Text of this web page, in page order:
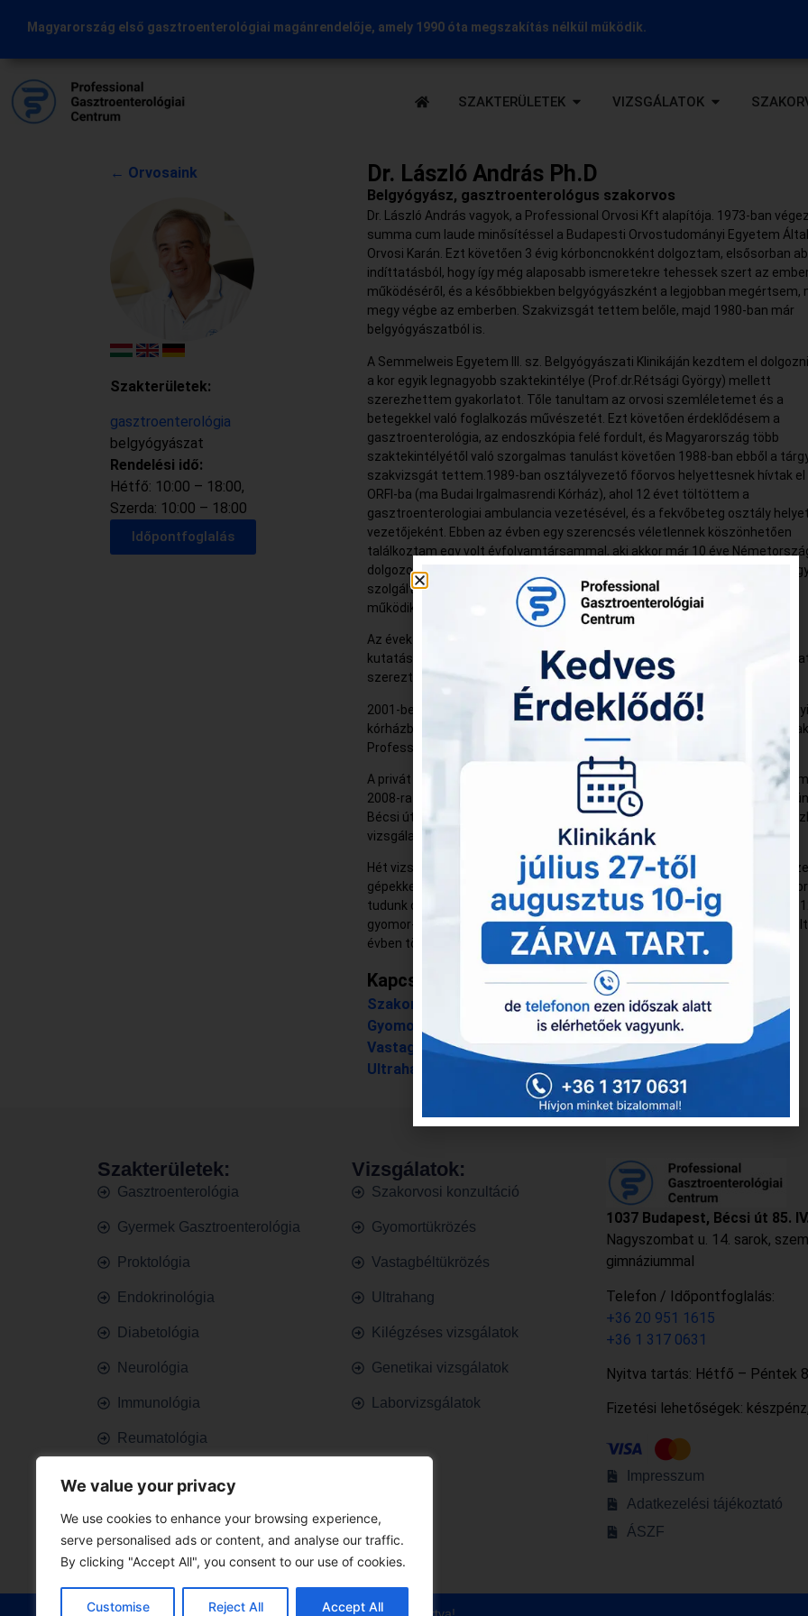
We value your privacy
We use cookies to enhance your browsing experience,
serve personalised ads or content, and analyse our traffic.
By clicking "Accept All", you consent to our use of cookies.
Customise Reject All Accept All
Magyarország első gasztroenterológiai magánrendelője, amely 1990 óta megszakítás nélkül működik.
SZAKTERÜLETEK VIZSGÁLATOK
← Orvosaink
Szakterületek:
gasztroenterológia
belgyógyászat
Rendelési idő:
Hétfő: 10:00 – 18:00,
Szerda: 10:00 – 18:00
Időpontfoglalás
Dr. László András Ph.D
Belgyógyász, gasztroenterológus szakorvos
Dr. László András vagyok, a Professional Orvosi Kft alapítója. 1973-ban
summa cum laude minősítéssel a Budapesti Orvostudományi Egyetem
Orvosi Karán. Ezt követően 3 évig kórboncnokként dolgoztam, elsősorban
indíttatásból, hogy így még alaposabb ismeretekre tehessek szert az
működéséről, és a későbbiekben belgyógyászként a legjobban megértsem,
megy végbe az emberben. Szakvizsgát tettem belőle, majd 1980-ban már
belgyógyászatból is.
A Semmelweis Egyetem III. sz. Belgyógyászati Klinikáján kezdtem el
a kor egyik legnagyobb szaktekintélye (Prof.dr.Rétsági György) mellett
szerezhettem gyakorlatot. Tőle tanultam az orvosi szemléletemet és a
betegekkel való foglalkozás művészetét. Ezt követően érdeklődésem a
gasztroenterológia, az endoszkópia felé fordult, és Magyarország több
szaktekintélyétől való szorgalmas tanulást követően 1988-ban ebből a
szakvizsgát tettem.1989-ban osztályvezető főorvos helyettesnek hívtak el
ORFI-ba (ma Budai Irgalmasrendi Kórház), ahol 12 évet töltöttem a
gasztroenterologiai ambulancia vezetésével, és a fekvőbeteg osztály
vezetőjeként. Ebben az évben egy szerencsés véletlennek köszönhetően
találkoztam egy volt évfolyamtársammal, aki akkor már 10 éve
dolgozott, és 1990-ben vele megalapítottuk hazánk első privát
szolgáltatóját, a Professional Orvosi Kft-t, ami most már 30 éve sikeresen
működik.
Az évek során több nemzetközi, multicentrikus gyógyszer-epidemiológiai
kutatásban vettem részt, melynek eredménye képen 1999-ben Ph.D
szereztem.
2001-ben visszahívtak a III.sz.Belklinikára (ami közben leköltözött a
kórházba), ahol a belgyógyászati ambulanciát vezettem 2020-ig, azóta
Professional Orvosi Kft-ben dolgozom.
A privát rendelő közben egyre fejlődött, egyre több orvos dolgozott benne,
2008-ra kinőttük addigi rendelőnket és egy új, tágasabb ingatlanba
Bécsi útra, ahol már a gasztroenterológia, azon belül is az altatásos
vizsgálatok kerültek a fókuszba.
Hét vizsgálóhelyiséget alakítottunk ki a legkorszerűbb módon és a
gépekkel, melyeket azóta is fejlesztünk. Jelenleg két teljes endoszkópos
tudunk dolgozni, mely lehetővé teszi, hogy az utóbbi években elvégzett évi
gyomor- és 1200 vastagbéltükrözésnél még többet végezzünk. Ez az
évben több, mint 25.000 endoszkópos vizsgálatot jelent.
Kapcsolódó vizsgálatok
Szakorvosi konzultáció →
Gyomortükrözés →
Vastagbéltükrözés →
Ultrahang →
Szakterületek:
Gasztroenterológia
Gyermek Gasztroenterológia
Proktológia
Endokrinológia
Diabetológia
Neurológia
Immunológia
Reumatológia
Vizsgálatok:
Szakorvosi konzultáció
Gyomortükrözés
Vastagbéltükrözés
Ultrahang
Kilégzéses vizsgálatok
Genetikai vizsgálatok
Laborvizsgálatok
1037 Budapest, Bécsi út 85.
Nagyszombat u. 14. sarok,
gimnáziummal
Telefon / Időpontfoglalás:
+36 20 951 1615
+36 1 317 0631
Nyitva tartás: Hétfő – Péntek
Fizetési lehetőségek:
Impresszum
Adatkezelési tájékoztató
ÁSZF